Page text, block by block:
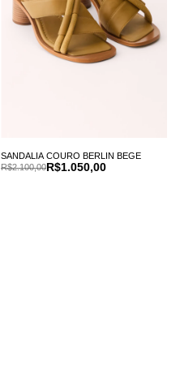
SANDALIA COURO BERLIN BEGE
R$1.050,00
R$2.100,00